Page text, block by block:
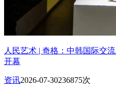
人民艺术 | 奇格：中韩国际交
开幕
资讯2026-07-30236875次